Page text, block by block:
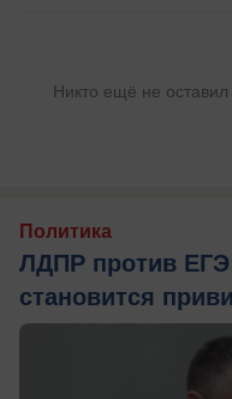
Никто ещё не
Политика
ЛДПР против
становится